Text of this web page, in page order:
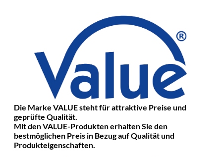
Die Marke VALUE steht für attraktive Preise und
geprüfte Qualität.
Mit den VALUE-Produkten erhalten Sie den
bestmöglichen Preis in Bezug auf Qualität und
Produkteigenschaften.